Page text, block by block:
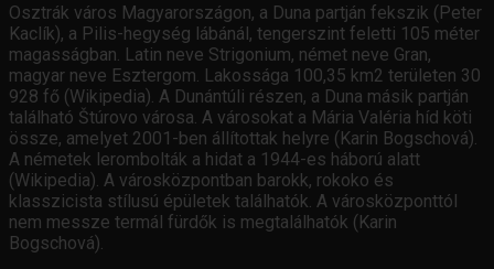
Osztrák város Magyarországon, a Duna partján fekszik (Peter
Kaclík), a Pilis-hegység lábánál, tengerszint feletti 105 méter
magasságban. Latin neve Strigonium, német neve Gran,
magyar neve Esztergom. Lakossága 100,35 km2 területen 30
928 fő (Wikipedia). A Dunántúli részen, a Duna másik partján
található Štúrovo városa. A városokat a Mária Valéria híd köti
össze, amelyet 2001-ben állítottak helyre (Karin Bogschová).
A németek lerombolták a hidat a 1944-es háború alatt
(Wikipedia). A városközpontban barokk, rokoko és
klasszicista stílusú épületek találhatók. A városközponttól
nem messze termál fürdők is megtalálhatók (Karin
Bogschová).